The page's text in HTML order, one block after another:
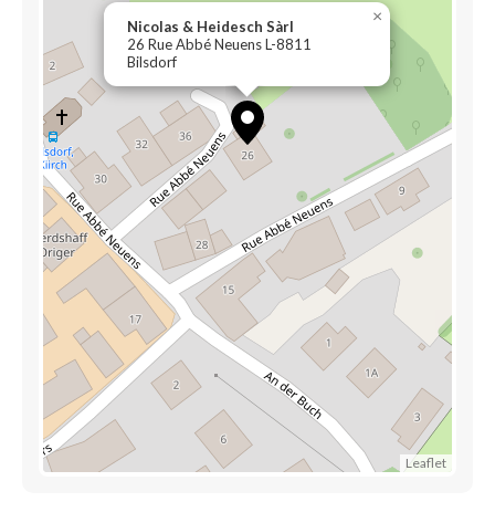
Nicolas & Heidesch Sàrl
26 Rue Abbé Neuens L-8811
Bilsdorf
×
Leaflet